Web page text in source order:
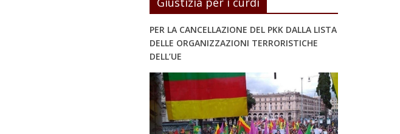
PER LA CANCELLAZIONE DEL PKK DALLA LISTA
DELLE ORGANIZZAZIONI TERRORISTICHE
DELL’UE